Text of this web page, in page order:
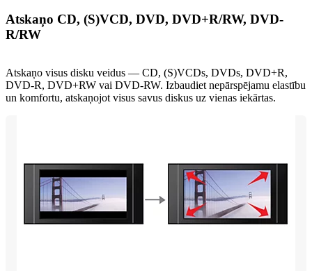
Atskaņo CD, (S)VCD, DVD, DVD+R/RW, DVD-
R/RW
Atskaņo visus disku veidus — CD, (S)VCDs, DVDs, DVD+R,
DVD-R, DVD+RW vai DVD-RW. Izbaudiet nepārspējamu elastību
un komfortu, atskaņojot visus savus diskus uz vienas iekārtas.